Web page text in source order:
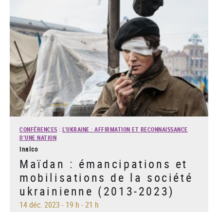
CONFÉRENCES : L’UKRAINE : AFFIRMATION ET RECONNAISSANCE
D’UNE NATION
Inalco
Maïdan : émancipations et
mobilisations de la société
ukrainienne (2013-2023)
14 déc. 2023 - 19 h - 21 h